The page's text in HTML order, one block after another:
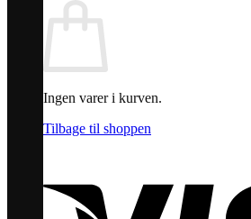
Ingen varer i kurven.
Tilbage til shoppen